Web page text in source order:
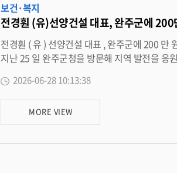
위기와 참여 소감을 기록하고 , 알레르기질환 예방 관리의 중요성을 알리는 데 함께했다 . 특히 알레르기질환 예방 퀴즈와 카드뉴스 · 교육
자료 전시는 주민들이 알레르기질환의 원인과 증상 , 예방관리 방법을 쉽게 이해할 수 있도록 구성했으며 , 알레르기 식품 이해
식품알레르기에 대한 관심을 높이고 , 알레르기 유발 식품 확인과 안전한 식생활 관리의 중요성을 알리는데 주력했다 . 이와 함께 우울감 검
사를 운영해 주민들이 알레르기질환뿐 아니라 전반적인 건강 상태
조사를 실시하고 기념품을 제공했다 . 참여 주민들은 “ 알레르기질환을 퀴즈와 게임으로 쉽게 배울 수 있어 좋았다 ”, “ 검사와 상담을 함께
받을 수 있어 건강관리에 도움이 됐다 ”, “ 전문 기관이 함께해 신뢰할 수 있는 정보를 얻을 수 있었다 .” 는 반응을 보였다 . 유미숙 보건소장
건강홍보와 예방 · 관리 교육을 지속적으로 추진하고 , 건강한 생활환경 조성에 최선을 다하겠다 ” 고 밝혔다 . 자세한 사항은 완주군보건소
보건·복지
전경훤 (유)선양건설 대표, 완주군에 200
전경훤 ( 유 ) 선양건설 대표 , 완주군에 200 만 원 기탁 고향사랑기부금 전달 “ 나눔 가치 실천해 나갈 것 ” ( 유 ) 선양건설 전경훤 대표이사가
지난 25 일 완주군청을 방문해 지역 발전을 응원하는 고향사랑기부금 200 만 원을 기탁하며 따뜻한 나눔을 실천했다 . 전 대표이사는 평소
원하는 따뜻한 마음을 전했다 . 전 대표이사는 “ 완주군이 더욱 활력 있는 지역으로 발전하는 데 작은 보탬이 되길 바란다 ” 며 “ 앞으로도 지
역사회와 함께 성장하며 나눔의 가치를 실천해 나가겠다 ” 고 말했다 . 유희태 완주군수는 “ 고향사랑기부에 담긴 따
에 큰 힘이 되고 있다 ” 며 “ 기탁해 주신 소중한 기부금은 군민 복리 증진과 지역 발전을 위한 다양한 사업에 뜻깊게 활용하겠다 ” 고 말했다 .
2026-06-28 10:13:38
MORE VIEW